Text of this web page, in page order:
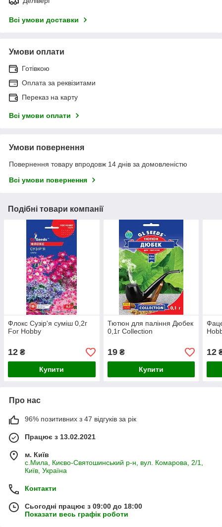
Всі умови доставки
Умови оплати
Готівкою
Оплата за реквізитами
Переказ на карту
Всі умови оплати
Умови повернення
Повернення товару впродовж 14 днів за домовленістю
Всі умови повернення
Подібні товари компанії
Флокс Сузір'я суміш 0,2г
For Hobby
12 ₴
Купити
Тютюн для паління Дюбек
0,1г Сollection
19₴
Купити
12
Про нас
96% позитивних з 47 відгуків за рік
Працює з 13.02.2021
м. Київ
с.Мила, Києво-Святошинський р-н, вул. Комарова, 2/1,
Київ, Україна
Контакти
Сьогодні працює з 09:00 до 18:00
Показати весь графік роботи